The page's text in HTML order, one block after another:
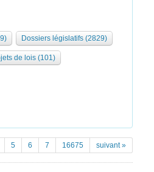
Dossiers législatifs (2829)
de lois (101)
5 6 7 16675 suivant »